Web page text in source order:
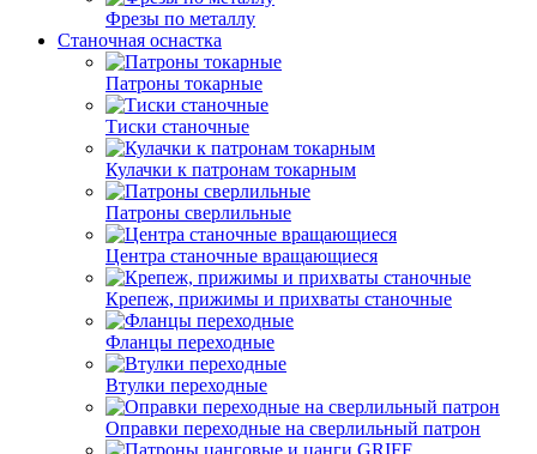
Фрезы по металлу
Станочная оснастка
Патроны токарные
Тиски станочные
Кулачки к патронам токарным
Патроны сверлильные
Центра станочные вращающиеся
Крепеж, прижимы и прихваты станочные
Фланцы переходные
Втулки переходные
Оправки переходные на сверлильный патрон